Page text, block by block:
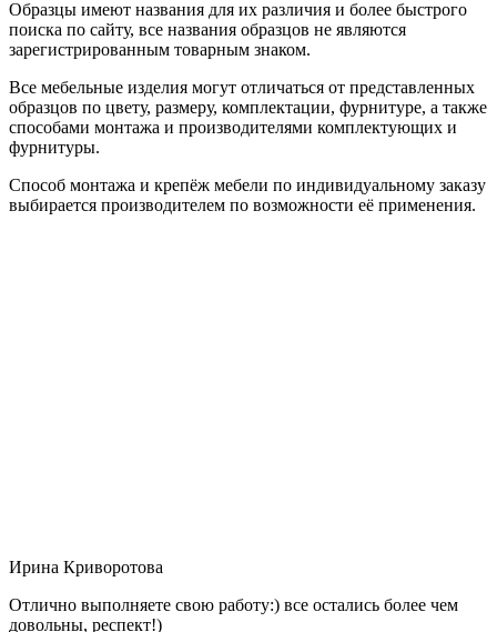
Образцы имеют названия для их различия и более быстрого
поиска по сайту, все названия образцов не являются
зарегистрированным товарным знаком.
Все мебельные изделия могут отличаться от представленных
образцов по цвету, размеру, комплектации, фурнитуре, а также
способами монтажа и производителями комплектующих и
фурнитуры.
Способ монтажа и крепёж мебели по индивидуальному заказу
выбирается производителем по возможности её применения.
Ирина Криворотова
Отлично выполняете свою работу:) все остались более чем
довольны, респект!)